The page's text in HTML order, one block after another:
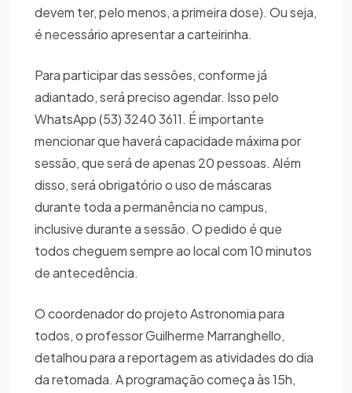
devem ter, pelo menos, a primeira dose). Ou seja,
é necessário apresentar a carteirinha.
Para participar das sessões, conforme já
adiantado, será preciso agendar. Isso pelo
WhatsApp (53) 3240 3611. É importante
mencionar que haverá capacidade máxima por
sessão, que será de apenas 20 pessoas. Além
disso, será obrigatório o uso de máscaras
durante toda a permanência no campus,
inclusive durante a sessão. O pedido é que
todos cheguem sempre ao local com 10 minutos
de antecedência.
O coordenador do projeto Astronomia para
todos, o professor Guilherme Marranghello,
detalhou para a reportagem as atividades do dia
da retomada. A programação começa às 15h,